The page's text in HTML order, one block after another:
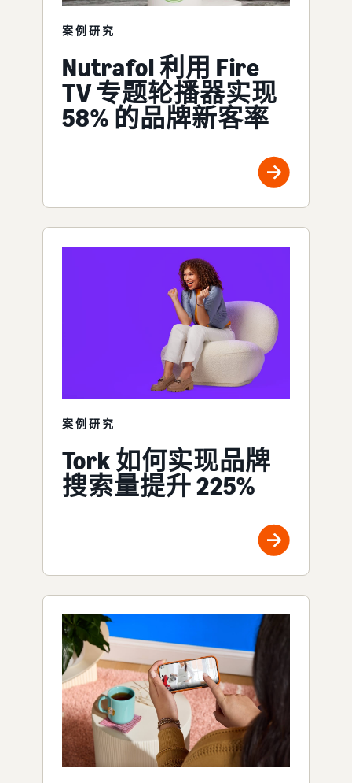
案例研究
Nutrafol 利用 Fire
TV 专题轮播器实现
58% 的品牌新客率
案例研究
Tork 如何实现品牌
搜索量提升 225%